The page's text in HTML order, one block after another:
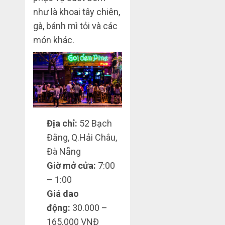
như là khoai tây chiên,
gà, bánh mì tỏi và các
món khác.
Địa chỉ: 52 Bạch
Đằng, Q.Hải Châu,
Đà Nẵng
Giờ mở cửa: 7:00
– 1:00
Giá dao
động: 30.000 –
165.000 VNĐ